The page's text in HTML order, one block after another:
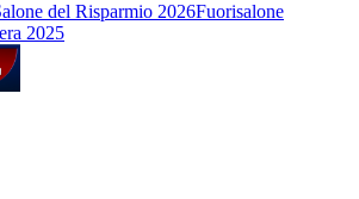
del Risparmio 2026Fuorisalone
2025